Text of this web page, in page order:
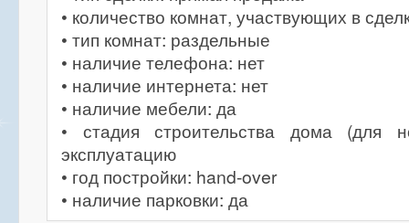
• количество комнат, участвующих в
• тип комнат: раздельные
• наличие телефона: нет
• наличие интернета: нет
• наличие мебели: да
• стадия строительства дома (для
эксплуатацию
• год постройки: hand-over
• наличие парковки: да